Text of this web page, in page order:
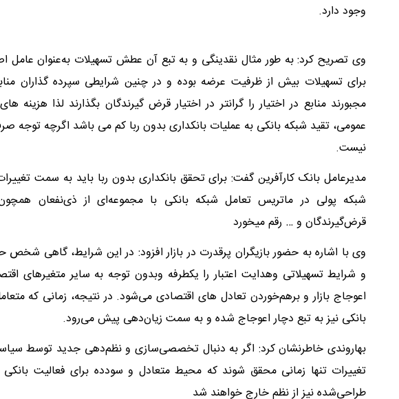
وجود دارد.
وی تصریح کرد: به طور مثال نقدینگی و به تبع آن عطش تسهیلات به‌عنوان عامل
برای تسهیلات بیش از ظرفیت عرضه بوده و در چنین شرایطی سپرده گذاران
مجبورند منابع در اختیار را گرانتر در اختیار قرض گیرندگان بگذارند لذا هزینه
عمومی، تقید شبکه بانکی به عملیات بانکداری بدون ربا کم می باشد اگرچه توجه
نیست.
مدیرعامل بانک کارآفرین گفت: برای تحقق بانکداری بدون ربا باید به سمت
شبکه پولی در ماتریس تعامل شبکه بانکی با مجموعه‌ای از ذی‌نفعان
قرض‌گیرندگان و … رقم میخورد
وی با اشاره به حضور بازیگران پرقدرت در بازار افزود: در این شرایط، گاهی شخص
و شرایط تسهیلاتی و‌هدایت اعتبار را یکطرفه و‌بدون توجه به سایر متغیرهای
اعوجاج بازار و برهم‌خوردن تعادل های اقتصادی می‌شود. در نتیجه، زمانی که
بانکی نیز به تبع دچار اعوجاج شده و به سمت زیان‌دهی پیش می‌رود.
بهاروندی خاطرنشان کرد: اگر به دنبال تخصصی‌سازی و نظم‌دهی جدید توسط
تغییرات تنها زمانی محقق شوند که محیط متعادل و سودده برای فعالیت
طراحی‌شده نیز از نظم خارج خواهند شد